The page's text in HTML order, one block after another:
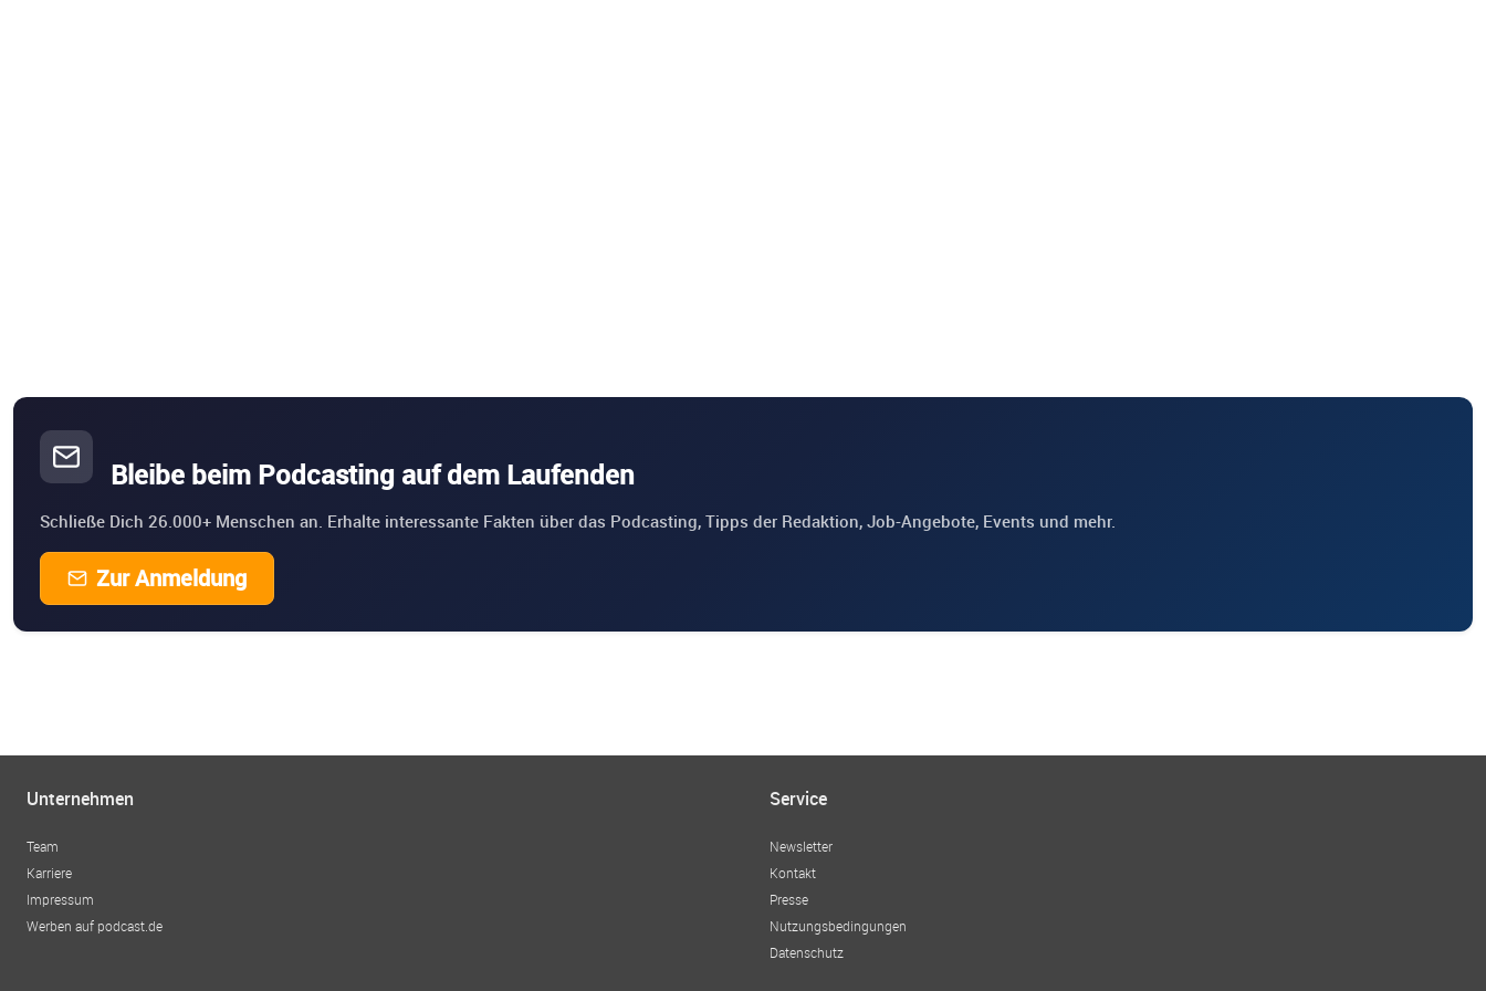
Bleibe beim Podcasting auf dem Laufenden
Schließe Dich 26.000+ Menschen an. Erhalte interessante Fakten über das Podcasting, Tipps der Redaktion, Job-Angebote, Events und mehr.
Zur Anmeldung
Unternehmen
Team
Karriere
Impressum
Werben auf podcast.de
Service
Newsletter
Kontakt
Presse
Nutzungsbedingungen
Datenschutz